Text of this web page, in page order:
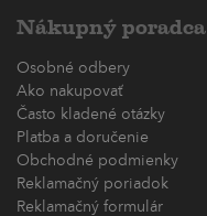
Nákupný poradca
Osobné odbery
Ako nakupovať
Často kladené otázky
Platba a doručenie
Obchodné podmienky
Reklamačný poriadok
Reklamačný formulár